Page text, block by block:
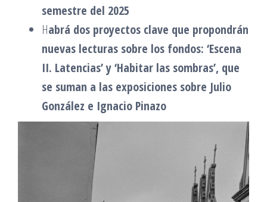
semestre del 2025
Habrá dos proyectos clave que propondrán
nuevas lecturas sobre los fondos: ‘Escena
II. Latencias’ y ‘Habitar las sombras’, que
se suman a las exposiciones sobre Julio
González e Ignacio Pinazo